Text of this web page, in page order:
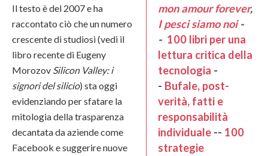
mon amour forever,
I pesci siamo noi-
- 100 libri per una
lettura critica della
tecnologia -
- Bufale, post-
verità, fatti e
responsabilità
individuale-- 100
strategie
Il testo è del 2007 e ha
raccontato ciò che un numero
crescente di studiosi (vedi il
libro recente di Eugeny
Morozov Silicon Valley: i
signori del silicio) sta oggi
evidenziando per sfatare la
mitologia della trasparenza
decantata da aziende come
Facebook e suggerire nuove